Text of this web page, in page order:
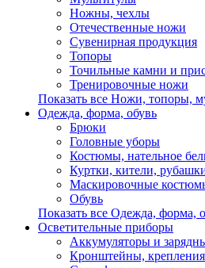
Ножны, чехлы
Отечественные ножи
Сувенирная продукция
Топоры
Точильные камни и
Тренировочные ножи
Показать все Ножи, топоры,
Одежда, форма, обувь
Брюки
Головные уборы
Костюмы, нательное
Куртки, кители,
Маскировочные
Обувь
Показать все Одежда, форма,
Осветительные приборы
Аккумуляторы и
Кронштейны,